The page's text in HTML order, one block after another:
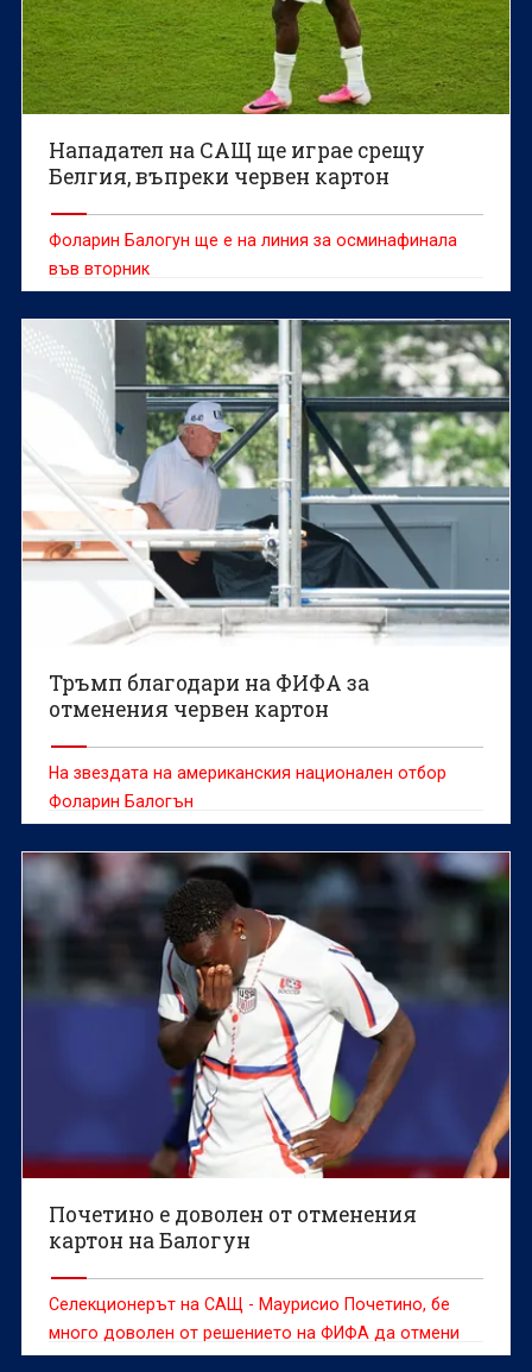
Нападател на САЩ ще играе срещу
Белгия, въпреки червен картон
Фоларин Балогун ще е на линия за осминафинала
във вторник
Тръмп благодари на ФИФА за
отменения червен картон
На звездата на американския национален отбор
Фоларин Балогън
Почетино е доволен от отменения
картон на Балогун
Селекционерът на САЩ - Маурисио Почетино, бе
много доволен от решението на ФИФА да отмени
наказанието на нападателя Фоларин Балогун, който